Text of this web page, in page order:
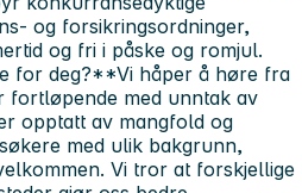
og forsikringsordninger,
og fri i påske og romjul.
for deg?**Vi håper å høre fra
fortløpende med unntak av
opptatt av mangfold og
med ulik bakgrunn,
Vi tror at forskjellige